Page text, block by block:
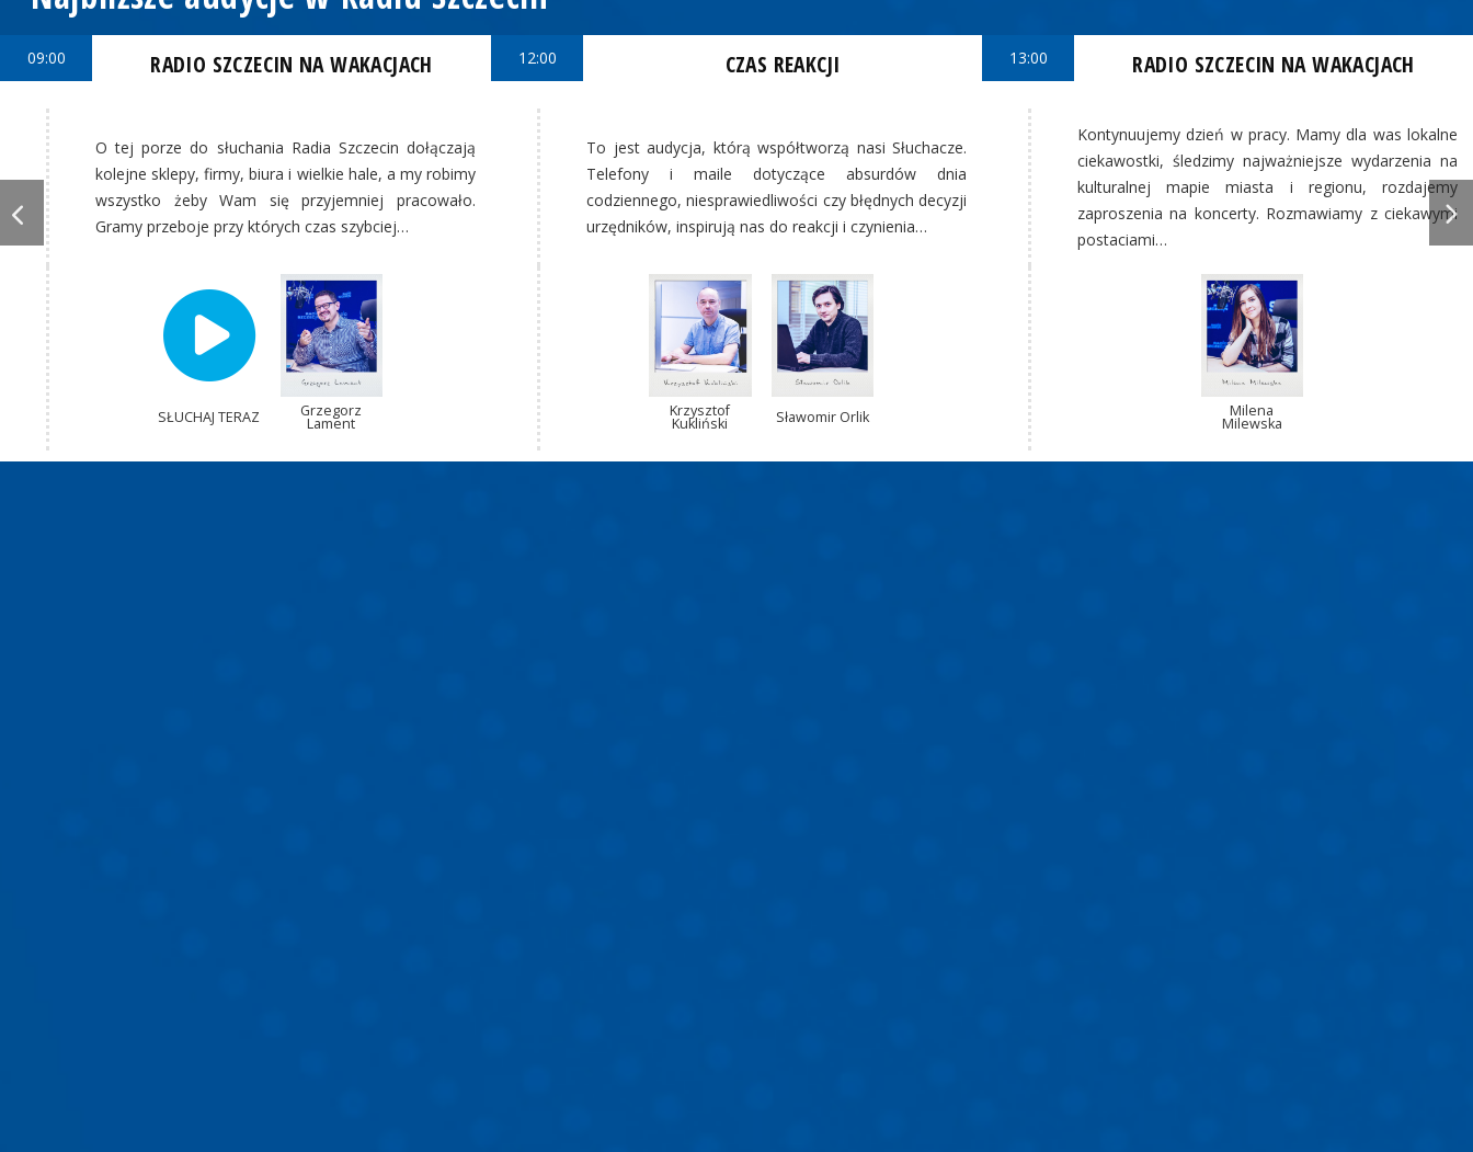
09:00 RADIO SZCZECIN NA WAKACJACH
O tej porze do słuchania Radia Szczecin dołączają
kolejne sklepy, firmy, biura i wielkie hale, a my robimy
wszystko żeby Wam się przyjemniej pracowało.
Gramy przeboje przy których czas szybciej…
SŁUCHAJ TERAZ Grzegorz
Lament
12:00 CZAS REAKCJI
To jest audycja, którą współtworzą nasi Słuchacze.
Telefony i maile dotyczące absurdów dnia
codziennego, niesprawiedliwości czy błędnych decyzji
urzędników, inspirują nas do reakcji i czynienia…
Krzysztof
Kukliński Sławomir Orlik
13:00 RADIO SZCZECIN NA WAKACJACH
Kontynuujemy dzień w pracy. Mamy dla was lokalne
ciekawostki, śledzimy najważniejsze wydarzenia na
kulturalnej mapie miasta i regionu, rozdajemy
zaproszenia na koncerty. Rozmawiamy z ciekawymi
postaciami…
Milena
Milewska